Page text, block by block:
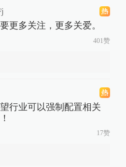
更多关注，更多关爱。
401赞
行业可以强制配置相关
17赞